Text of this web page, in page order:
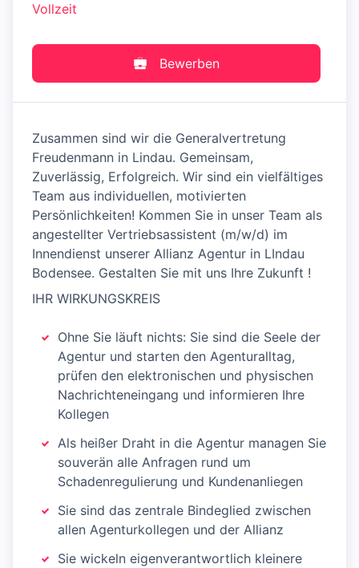
Vollzeit
Bewerben
Zusammen sind wir die Generalvertretung
Freudenmann in Lindau. Gemeinsam,
Zuverlässig, Erfolgreich. Wir sind ein vielfältiges
Team aus individuellen, motivierten
Persönlichkeiten! Kommen Sie in unser Team als
angestellter Vertriebsassistent (m/w/d) im
Innendienst unserer Allianz Agentur in LIndau
Bodensee. Gestalten Sie mit uns Ihre Zukunft !
IHR WIRKUNGSKREIS
Ohne Sie läuft nichts: Sie sind die Seele der
Agentur und starten den Agenturalltag,
prüfen den elektronischen und physischen
Nach­richteneingang und informieren Ihre
Kollegen
Als heißer Draht in die Agentur managen Sie
souverän alle Anfragen rund um
Schadenregulierung und Kundenanliegen
Sie sind das zentrale Bindeglied zwischen
allen Agenturkollegen und der Allianz
Sie wickeln eigenverantwortlich kleinere